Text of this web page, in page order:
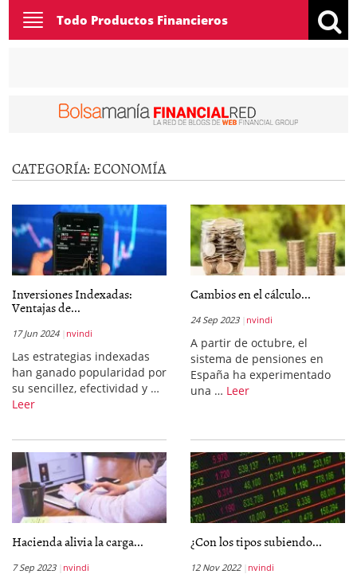
Toggle
navigation
Todo Productos Financieros
CATEGORÍA: ECONOMÍA
Inversiones Indexadas:
Ventajas de...
17 Jun 2024 nvindi
Las estrategias indexadas
han ganado popularidad por
su sencillez, efectividad y …
Leer
Cambios en el cálculo...
24 Sep 2023 nvindi
A partir de octubre, el
sistema de pensiones en
España ha experimentado
una … Leer
Hacienda alivia la carga...
7 Sep 2023 nvindi
¿Con los tipos subiendo...
12 Nov 2022 nvindi